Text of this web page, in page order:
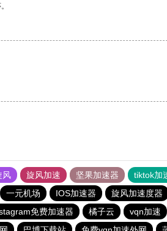
风 旋风加速 坚果加速器 tiktok加
一元机场 IOS加速器 旋风加速度器
免费加速器 橘子云 vqn加速